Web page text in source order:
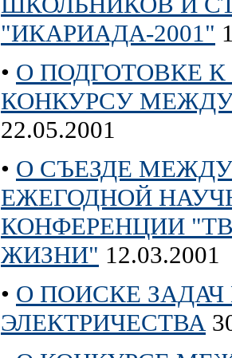
"ИКАРИАДА-2001"
• О ПОДГОТОВКЕ
КОНКУРСУ
22.05.2001
• О СЪЕЗДЕ
ЕЖЕГОДНОЙ
КОНФЕРЕНЦИИ
ЖИЗНИ" 12.03.2001
• О ПОИСКЕ
ЭЛЕКТРИЧЕСТВА